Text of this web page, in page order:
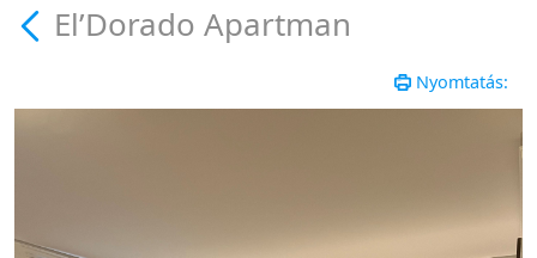
El’Dorado Apartman
Nyomtatás: